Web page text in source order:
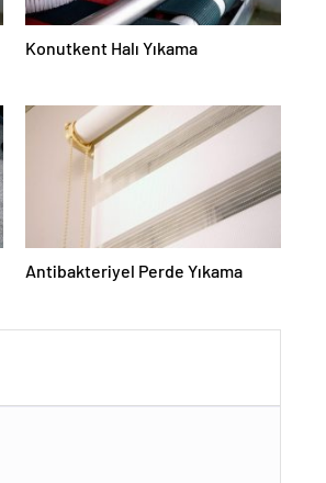
Konutkent Halı Yıkama
Antibakteriyel Perde Yıkama